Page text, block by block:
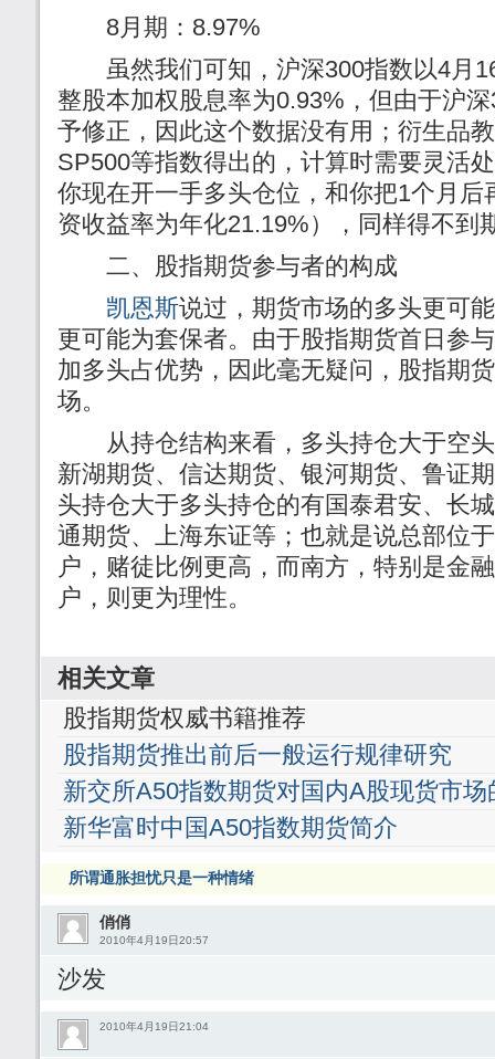
8月期：8.97%
虽然我们可知，沪深300指数以4月
整股本加权股息率为0.93%，但由于沪
予修正，因此这个数据没有用；衍生品
SP500等指数得出的，计算时需要灵活
你现在开一手多头仓位，和你把1个月后
资收益率为年化21.19%），同样得不到
二、股指期货参与者的构成
凯恩斯说过，期货市场的多头更可
更可能为套保者。由于股指期货首日参
加多头占优势，因此毫无疑问，股指期
场。
从持仓结构来看，多头持仓大于空头
新湖期货、信达期货、银河期货、鲁证
头持仓大于多头持仓的有国泰君安、长
通期货、上海东证等；也就是说总部位
户，赌徒比例更高，而南方，特别是金
户，则更为理性。
相关文章
股指期货权威书籍推荐
股指期货推出前后一般运行规律研究
新交所A50指数期货对国内A股现货市场
新华富时中国A50指数期货简介
所谓通胀担忧只是一种情绪
俏俏
2010年4月19日20:57
沙发
2010年4月19日21:04